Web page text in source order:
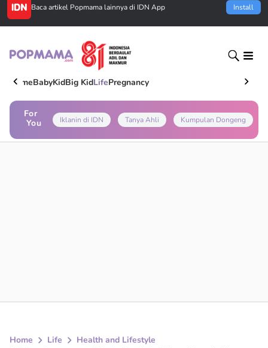
Baca artikel Popmama lainnya di IDN App Install
HomeBabyKidBig KidLifePregnancy
For
You
Iklanin di IDN Tanya Ahli Kumpulan Dongeng
Home Life Health and Lifestyle